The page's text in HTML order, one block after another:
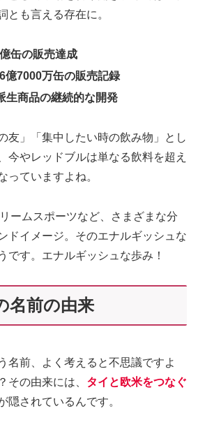
とも言える存在に。
缶の販売達成
億7000万缶の販売記録
生商品の継続的な開発
友」「集中したい時の飲み物」とし
今やレッドブルは単なる飲料を超え
っていますよね。
ームスポーツなど、さまざまな分
ドイメージ。そのエナルギッシュな
です。エナルギッシュな歩み！
名前の由来
名前、よく考えると不思議ですよ
その由来には、 タイと欧米をつなぐ
隠されているんです。